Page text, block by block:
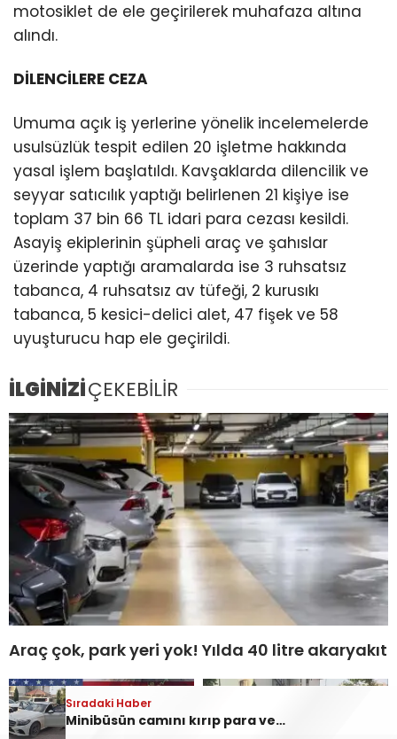
motosiklet de ele geçirilerek muhafaza altına
alındı.
DİLENCİLERE CEZA
Umuma açık iş yerlerine yönelik incelemelerde
usulsüzlük tespit edilen 20 işletme hakkında
yasal işlem başlatıldı. Kavşaklarda dilencilik ve
seyyar satıcılık yaptığı belirlenen 21 kişiye ise
toplam 37 bin 66 TL idari para cezası kesildi.
Asayiş ekiplerinin şüpheli araç ve şahıslar
üzerinde yaptığı aramalarda ise 3 ruhsatsız
tabanca, 4 ruhsatsız av tüfeği, 2 kurusıkı
tabanca, 5 kesici-delici alet, 47 fişek ve 58
uyuşturucu hap ele geçirildi.
İLGİNİZİÇEKEBİLİR
Araç çok, park yeri yok! Yılda 40 litre akaryakıt
Sıradaki Haber
Minibüsün camını kırıp para ve altınları çalmışlardı! Kar maskeli 5 şüpheli, 3 ilde düzenlenen operasyonlarla yakalandı